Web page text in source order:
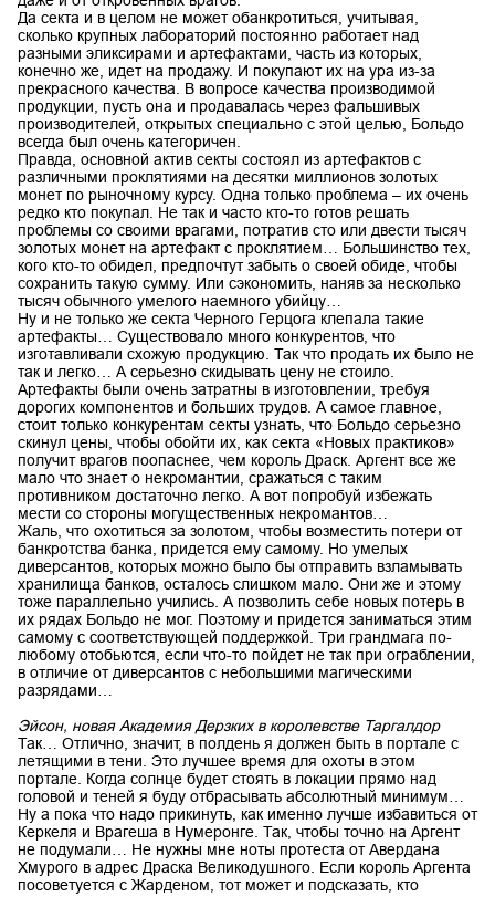
Да секта и в целом не может обанкротиться, учитывая,
сколько крупных лабораторий постоянно работает над
разными эликсирами и артефактами, часть из которых,
конечно же, идет на продажу. И покупают их на ура из-за
прекрасного качества. В вопросе качества производимой
продукции, пусть она и продавалась через фальшивых
производителей, открытых специально с этой целью, Больдо
всегда был очень категоричен.
Правда, основной актив секты состоял из артефактов с
различными проклятиями на десятки миллионов золотых
монет по рыночному курсу. Одна только проблема – их очень
редко кто покупал. Не так и часто кто-то готов решать
проблемы со своими врагами, потратив сто или двести тысяч
золотых монет на артефакт с проклятием… Большинство тех,
кого кто-то обидел, предпочтут забыть о своей обиде, чтобы
сохранить такую сумму. Или сэкономить, наняв за несколько
тысяч обычного умелого наемного убийцу…
Ну и не только же секта Черного Герцога клепала такие
артефакты… Существовало много конкурентов, что
изготавливали схожую продукцию. Так что продать их было не
так и легко… А серьезно скидывать цену не стоило.
Артефакты были очень затратны в изготовлении, требуя
дорогих компонентов и больших трудов. А самое главное,
стоит только конкурентам секты узнать, что Больдо серьезно
скинул цены, чтобы обойти их, как секта «Новых практиков»
получит врагов поопаснее, чем король Драск. Аргент все же
мало что знает о некромантии, сражаться с таким
противником достаточно легко. А вот попробуй избежать
мести со стороны могущественных некромантов…
Жаль, что охотиться за золотом, чтобы возместить потери от
банкротства банка, придется ему самому. Но умелых
диверсантов, которых можно было бы отправить взламывать
хранилища банков, осталось слишком мало. Они же и этому
тоже параллельно учились. А позволить себе новых потерь в
их рядах Больдо не мог. Поэтому и придется заниматься этим
самому с соответствующей поддержкой. Три грандмага по-
любому отобьются, если что-то пойдет не так при ограблении,
в отличие от диверсантов с небольшими магическими
разрядами…
Эйсон, новая Академия Дерзких в королевстве Таргалдор
Так… Отлично, значит, в полдень я должен быть в портале с
летящими в тени. Это лучшее время для охоты в этом
портале. Когда солнце будет стоять в локации прямо над
головой и теней я буду отбрасывать абсолютный минимум…
Ну а пока что надо прикинуть, как именно лучше избавиться от
Керкеля и Врагеша в Нумеронге. Так, чтобы точно на Аргент
не подумали… Не нужны мне ноты протеста от Авердана
Хмурого в адрес Драска Великодушного. Если король Аргента
посоветуется с Жарденом, тот может и подсказать, кто